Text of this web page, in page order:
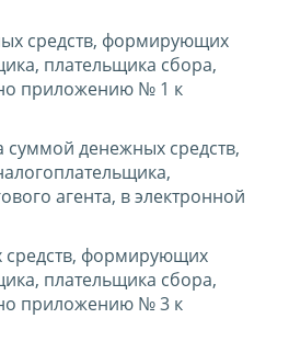
средств, формирующих
плательщика сбора,
приложению № 1 к
суммой денежных средств,
агента, в электронной
средств, формирующих
плательщика сбора,
приложению № 3 к